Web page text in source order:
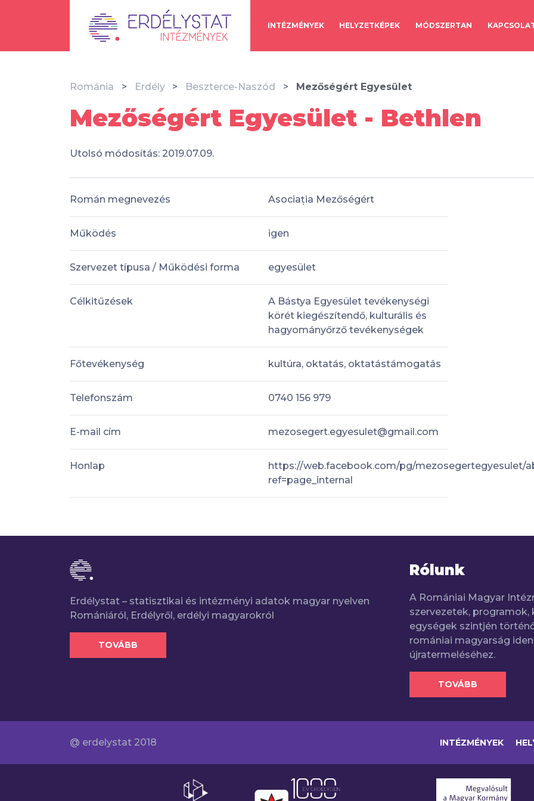
INTÉZMÉNYEK HELYZETKÉPEK MÓDSZERTAN
Románia Erdély Beszterce-Naszód Mezőségért Egyesület
Mezőségért Egyesület - Bethlen
Utolsó módosítás: 2019.07.09.
Román megnevezés Asociația Mezőségért
Működés igen
Szervezet típusa / Működési forma egyesület
Célkitűzések
A Bástya Egyesület tevékenységi
körét kiegészítendő, kulturális és
hagyományőrző tevékenységek
Főtevékenység kultúra, oktatás, oktatástámogatás
Telefonszám 0740 156 979
E-mail cím mezosegert.egyesulet@gmail.com
Honlap
https://web.facebook.com/pg/mezosegertegyesulet/
ref=page_internal
Erdélystat – statisztikai és intézményi adatok magyar nyelven
Romániáról, Erdélyről, erdélyi magyarokról
TOVÁBB
Rólunk
A Romániai Magyar
szervezetek,
egységek szintjén
romániai magyarság
újratermeléséhez.
TOVÁBB
@ erdelystat 2018 INTÉZMÉNYEK